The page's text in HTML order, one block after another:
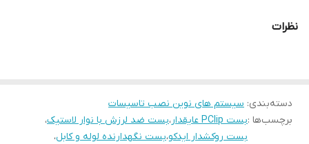
ضخامت ورق: 0.8 تا 1.2 میلیمتر (بسته به سایز)
مقاومت دمایی: -40°C تا +120°C
نظرات
دسته‌بندی: سیستم های نوین نصب تاسیسات
برچسب‌ها :بست PClip عایقدار ،بست ضد لرزش با نوار لاستیک،
بست روکشدار ایدکو،بست نگهدارنده لوله و کابل،